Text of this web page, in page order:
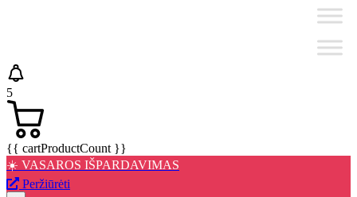
5
{{ cartProductCount }}
☀️ VASAROS IŠPARDAVIMAS
Peržiūrėti